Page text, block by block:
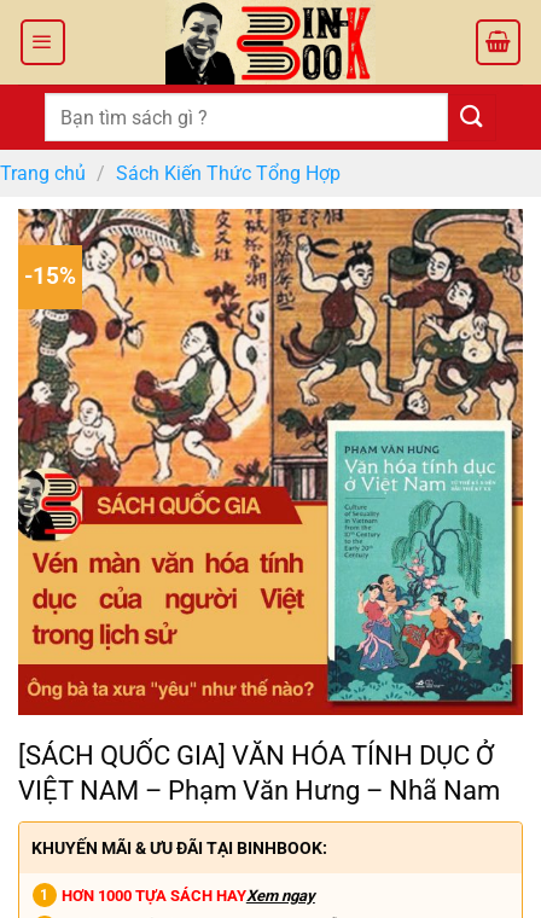
Tìm
kiếm:
Trang chủ / Sách Kiến Thức Tổng Hợp
-15%
[SÁCH QUỐC GIA] VĂN HÓA TÍNH DỤC Ở
VIỆT NAM – Phạm Văn Hưng – Nhã Nam
KHUYẾN MÃI & ƯU ĐÃI TẠI BINHBOOK:
HƠN 1000 TỰA SÁCH HAYXem ngay